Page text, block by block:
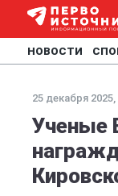
НОВОСТИ
25 декабря 2025,
Ученые